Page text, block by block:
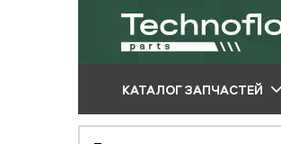
КАТАЛОГ ЗАПЧАСТЕЙ
ПО ПРОИЗВОДИТЕЛЮ